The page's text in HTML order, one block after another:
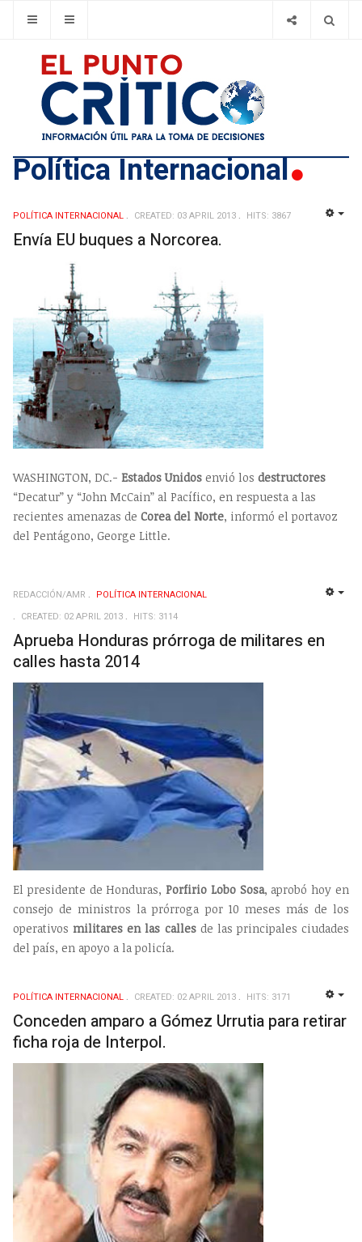
Política Internacional
POLÍTICA INTERNACIONAL CREATED: 03 APRIL 2013 HITS: 3867
Envía EU buques a Norcorea.
WASHINGTON, DC.- Estados Unidos envió los destructores
“Decatur” y “John McCain” al Pacífico, en respuesta a las
recientes amenazas de Corea del Norte, informó el portavoz
del Pentágono, George Little.
REDACCIÓN/AMR
POLÍTICA INTERNACIONAL
CREATED: 02 APRIL 2013
HITS: 3114
Aprueba Honduras prórroga de militares en
calles hasta 2014
El presidente de Honduras,Porfirio Lobo Sosa, aprobó hoy en
consejo de ministros la prórroga por 10 meses más de los
operativosmilitares en las callesde las principales ciudades
del país, en apoyo a la policía.
POLÍTICA INTERNACIONAL CREATED: 02 APRIL 2013 HITS: 3171
Conceden amparo a Gómez Urrutia para retirar
ficha roja de Interpol.